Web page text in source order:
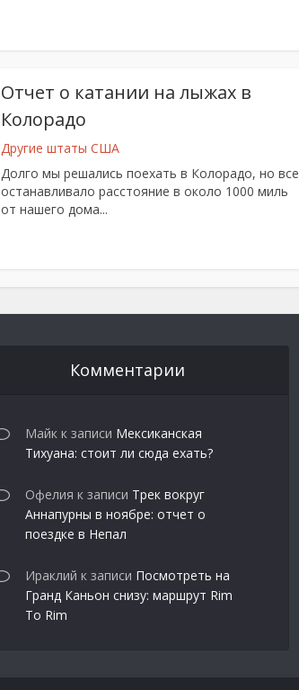
Отчет о катании на лыжах в
Колорадо
Другие штаты США
Долго мы решались поехать в Колорадо, но все
останавливало расстояние в около 1000 миль
от нашего дома...
Комментарии
Майкк записи Мексиканская
Тихуана: стоит ли сюда ехать?
Офелия к записи Трек вокруг
Аннапурны в ноябре: отчет о
поездке в Непал
Ираклий к записи Посмотреть на
Гранд Каньон снизу: маршрут Rim
To Rim